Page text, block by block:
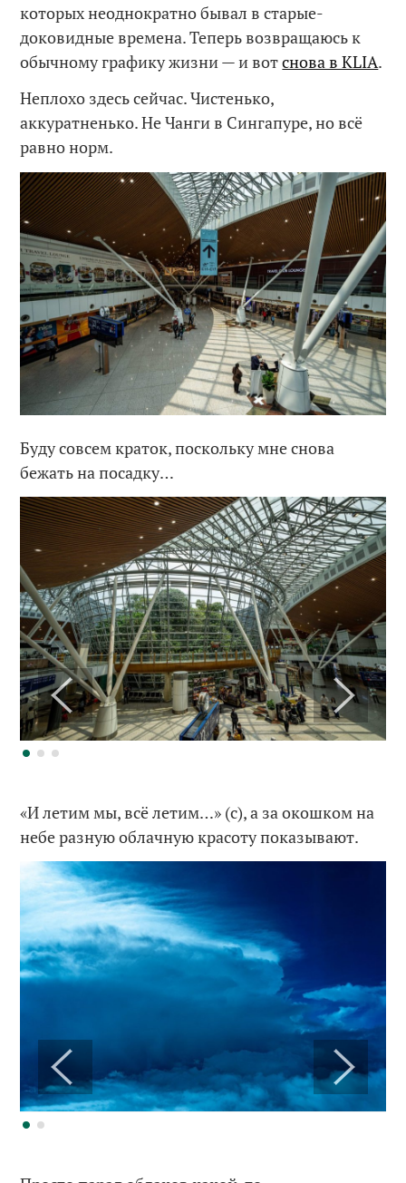
которых неоднократно бывал в старые-
доковидные времена. Теперь возвращаюсь к
обычному графику жизни — и вотснова в KLIA.
Неплохо здесь сейчас. Чистенько,
аккуратненько. Не Чанги в Сингапуре, но всё
равно норм.
Буду совсем краток, поскольку мне снова
бежать на посадку…
«И летим мы, всё летим…» (с), а за окошком на
небе разную облачную красоту показывают.